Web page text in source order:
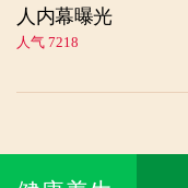
人内幕曝光
人气 7218